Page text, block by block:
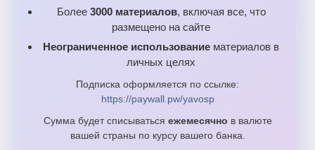
Более 3000 материалов, включая все, что
размещено на сайте
Неограниченное использование материалов в
личных целях
Подписка оформляется по ссылке:
https://paywall.pw/yavosp
Сумма будет списываться ежемесячно в валюте
вашей страны по курсу вашего банка.